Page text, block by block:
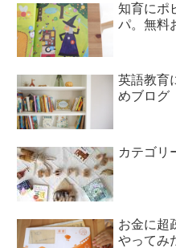
知育にポ
パ。無料
英語教育
めブログ
カテゴリ
お金に超
やってみ